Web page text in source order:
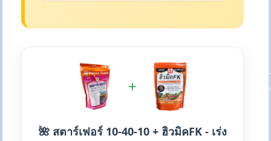
+
🌺 สตาร์เฟอร์ 10-40-10 + ฮิวมิคFK - เร่ง